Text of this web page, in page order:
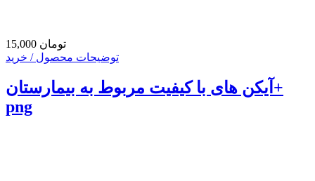
15,000 تومان
توضیحات محصول / خرید
آیکن های با کیفیت مربوط به بیمارستان+
png